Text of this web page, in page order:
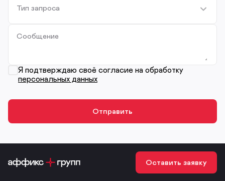
Тип запроса
Сообщение
Я подтверждаю своё согласие на обработку
персональных данных
Оставить заявку